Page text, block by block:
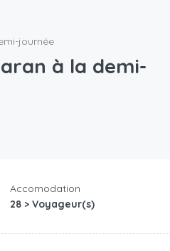
journée
à la demi-
Accomodation
28 > Voyageur(s)